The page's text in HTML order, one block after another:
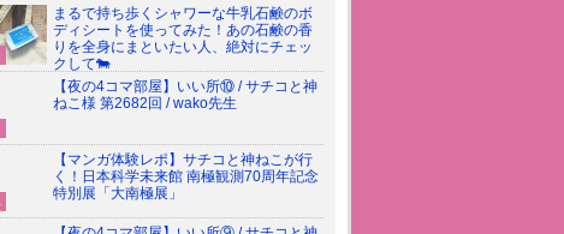
まるで持ち歩くシャワーな牛乳石鹸のボ
ディシートを使ってみた！あの石鹸の香
りを全身にまといたい人、絶対にチェッ
クして🐄
【夜の4コマ部屋】いい所⑩ / サチコと神
ねこ様 第2682回 / wako先生
【マンガ体験レポ】サチコと神ねこが行
く！日本科学未来館 南極観測70周年記念
特別展「大南極展」